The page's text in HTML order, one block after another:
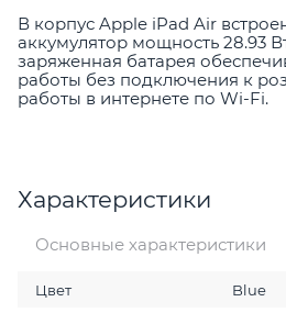
В корпус Apple iPad Air
аккумулятор мощность 28.93
заряженная батарея
работы без подключения к
работы в интернете по Wi-Fi.
Характеристики
Основные характеристики
Цвет Blue